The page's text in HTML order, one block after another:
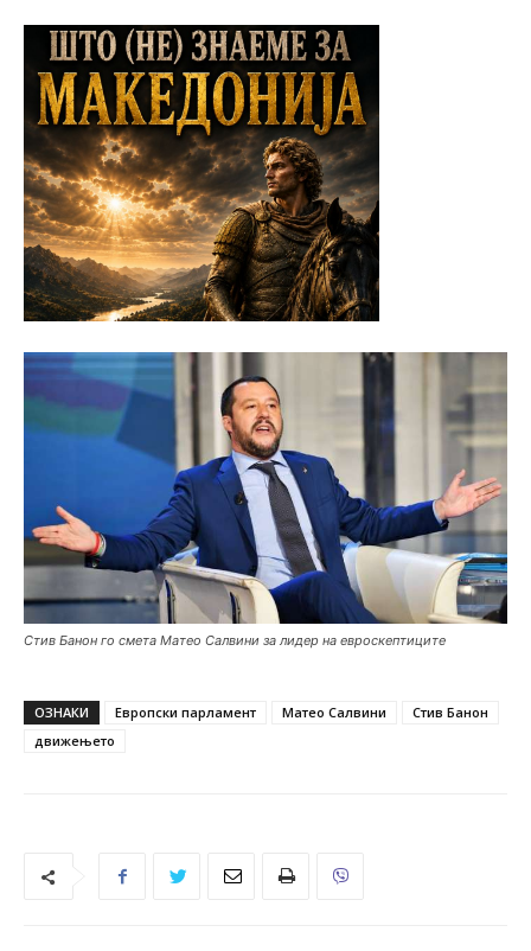
Стив Банон го смета Матео Салвини за лидер на евроскептиците
ОЗНАКИ Европски парламент Матео Салвини
Стив Банон
движењето